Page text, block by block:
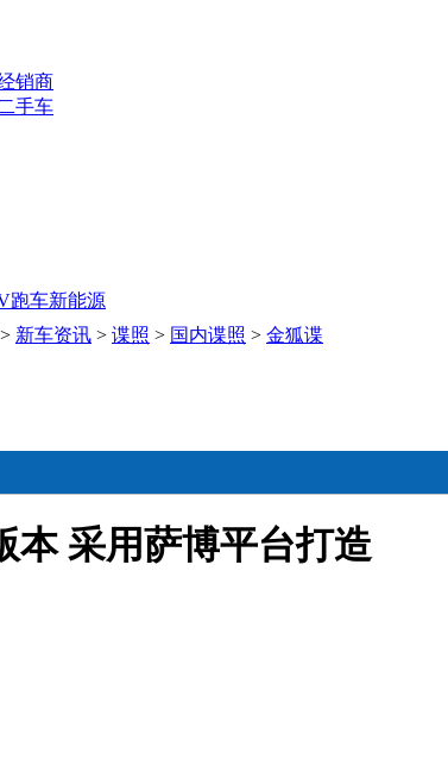
销商
二手车
跑车新能源
> 新车资讯 > 谍照 > 国内谍照 > 金狐谍
本 采用萨博平台打造